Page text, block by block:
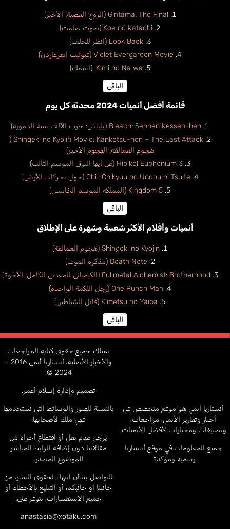
Gintama: The Final (الروح الفضية: الأخير)
Koe no Katachi (صوت صامت)
Look Back (انظر للخلف)
Violet Evergarden Movie (فيوليت ايفرغاردن)
Kimi no Na wa. (اسمك)
الباقي
قائمة أفضل أنميات 2024 محدثة كل يوم
Bleach: Sennen Kessen-hen (بليتش: حرب الألف سنة الدموية)
Shingeki no Kyojin Movie: Kanketsu-hen – The Last Attack (
هجوم العمالقة: الهجوم الأخير)
Hibike! Euphonium 3 (غن أيها البوق الموسم الثالث)
Chi.: Chikyuu no Undou ni Tsuite (حول تحركات الأرض)
Kingdom 5 (المملكة الموسم الخامس)
الباقي
أنميات وأفلام الأكثر شعبية وشهرة على الإطلاق
Shingeki no Kyojin (هجوم العمالقة)
Death Note (مذكرة الموت)
Fullmetal Alchemist: Brotherhood (الكيميائي المعدني الكامل: الأخوة)
One Punch Man (رجل اللكمة الواحدة)
Kimetsu no Yaiba (قاتل الشياطين)
الباقي
أنستازيا أنمي هو موقع متخصص في
أخبار وتقارير الأنمي، مراجعات،
وتصنيفات ومختارات لأفضل الأنميات.
جميع المعلومات في موقع أنستازيا
رسمية ومؤكدة.
نمتلك جميع حقوق كتابة المراجعات
والأخبار الأصلية، أنستازيا أنمي 2016 -
2024 ©.
تصميم وإدارة إسلام أعمر.
بالنسبة للصور والوسائط التي نستخدمها
فهي ملك لأصحابها.
يرجى عدم نقل أو اقتطاع أجزاء من
مقالاتنا دون إضافة الرابط المباشر
للموضوع المصدر.
للتواصل بشأن انتهاء لحقوق النشر، من
جانبنا أو جانبكم، أو التبليغ بالأخطاء أو
جميع الاستفسارات، نتوفر على:
anastasia@xotaku.com